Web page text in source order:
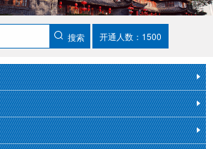
搜索 开通人数：1500